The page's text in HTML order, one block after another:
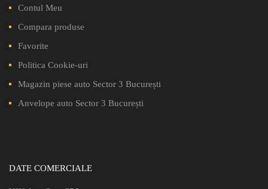
Contul Meu
Compara produse
Favorite
Politica Cookie-uri
Magazin piese auto Sector 3 București
Anvelope auto Sector 3 București
DATE COMERCIALE